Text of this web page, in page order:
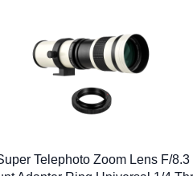
Telephoto Zoom Lens F/